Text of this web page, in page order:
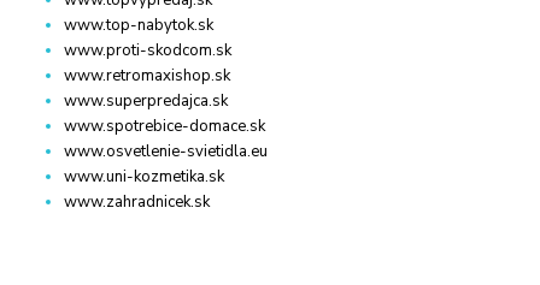
www.top-nabytok.sk
www.proti-skodcom.sk
www.retromaxishop.sk
www.superpredajca.sk
www.spotrebice-domace.sk
www.osvetlenie-svietidla.eu
www.uni-kozmetika.sk
www.zahradnicek.sk